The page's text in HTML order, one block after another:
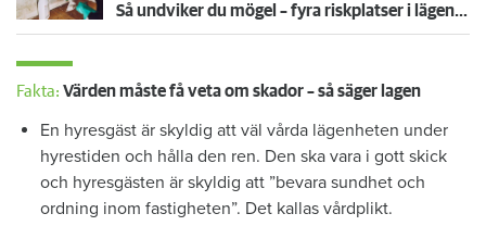
Så undviker du mögel – fyra riskplatser i lägenheten: ”Måste städa bort”
Fakta: Värden måste få veta om skador – så säger lagen
En hyresgäst är skyldig att väl vårda lägenheten under
hyrestiden och hålla den ren. Den ska vara i gott skick
och hyresgästen är skyldig att ”bevara sundhet och
ordning inom fastigheten”. Det kallas vårdplikt.